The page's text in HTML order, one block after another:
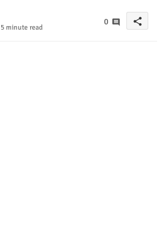
5 minute read
0 share